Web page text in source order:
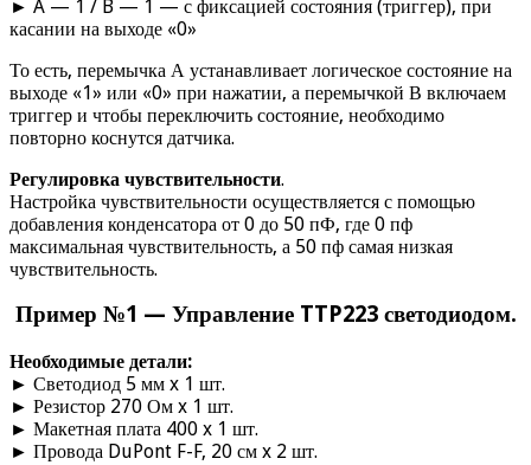
► A — 1 / B — 1 — с фиксацией состояния (триггер), при
касании на выходе «0»
То есть, перемычка А устанавливает логическое состояние на
выходе «1» или «0» при нажатии, а перемычкой В включаем
триггер и чтобы переключить состояние, необходимо
повторно коснутся датчика.
Регулировка чувствительности.
Настройка чувствительности осуществляется с помощью
добавления конденсатора от 0 до 50 пФ, где 0 пф
максимальная чувствительность, а 50 пф самая низкая
чувствительность.
Пример №1 — Управление TTP223 светодиодом.
Необходимые детали:
► Светодиод 5 мм x 1 шт.
► Резистор 270 Ом x 1 шт.
► Макетная плата 400 x 1 шт.
► Провода DuPont F-F, 20 см x 2 шт.